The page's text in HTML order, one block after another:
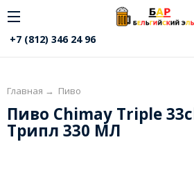
+7 (812) 346 24 96
Главная → Пиво
Пиво Chimay Triple
Трипл 330 МЛ